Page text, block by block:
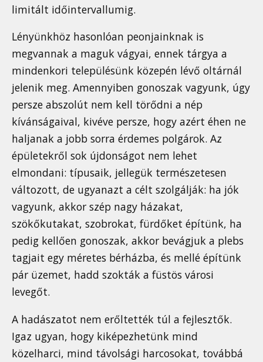
limitált időintervallumig.
Lényünkhöz hasonlóan peonjainknak is
megvannak a maguk vágyai, ennek tárgya a
mindenkori településünk közepén lévő oltárnál
jelenik meg. Amennyiben gonoszak vagyunk, úgy
persze abszolút nem kell törődni a nép
kívánságaival, kivéve persze, hogy azért éhen ne
haljanak a jobb sorra érdemes polgárok. Az
épületekről sok újdonságot nem lehet
elmondani: típusaik, jellegük természetesen
változott, de ugyanazt a célt szolgálják: ha jók
vagyunk, akkor szép nagy házakat,
szökőkutakat, szobrokat, fürdőket építünk, ha
pedig kellően gonoszak, akkor bevágjuk a plebs
tagjait egy méretes bérházba, és mellé építünk
pár üzemet, hadd szokták a füstös városi
levegőt.
A hadászatot nem erőltették túl a fejlesztők.
Igaz ugyan, hogy kiképezhetünk mind
közelharci, mind távolsági harcosokat, továbbá